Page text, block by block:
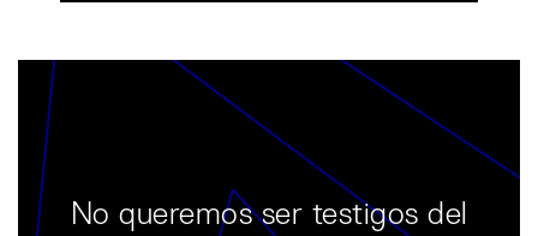
No queremos ser testigos del